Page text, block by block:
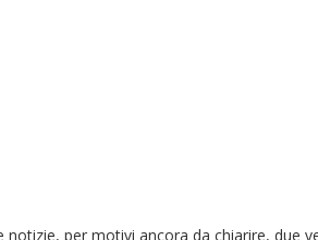
notizie, per motivi ancora da chiarire, due